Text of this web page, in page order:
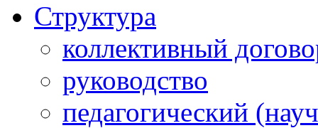
Структура
коллективный
руководство
педагогический